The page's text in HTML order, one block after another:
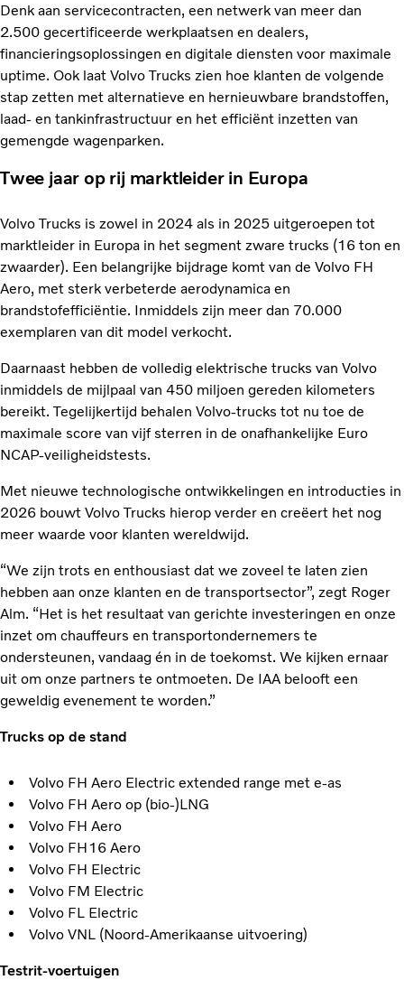
Denk aan servicecontracten, een netwerk van meer dan
2.500 gecertificeerde werkplaatsen en dealers,
financieringsoplossingen en digitale diensten voor maximale
uptime. Ook laat Volvo Trucks zien hoe klanten de volgende
stap zetten met alternatieve en hernieuwbare brandstoffen,
laad- en tankinfrastructuur en het efficiënt inzetten van
gemengde wagenparken.
Twee jaar op rij marktleider in Europa
Volvo Trucks is zowel in 2024 als in 2025 uitgeroepen tot
marktleider in Europa in het segment zware trucks (16 ton en
zwaarder). Een belangrijke bijdrage komt van de Volvo FH
Aero, met sterk verbeterde aerodynamica en
brandstofefficiëntie. Inmiddels zijn meer dan 70.000
exemplaren van dit model verkocht.
Daarnaast hebben de volledig elektrische trucks van Volvo
inmiddels de mijlpaal van 450 miljoen gereden kilometers
bereikt. Tegelijkertijd behalen Volvo-trucks tot nu toe de
maximale score van vijf sterren in de onafhankelijke Euro
NCAP-veiligheidstests.
Met nieuwe technologische ontwikkelingen en introducties in
2026 bouwt Volvo Trucks hierop verder en creëert het nog
meer waarde voor klanten wereldwijd.
“We zijn trots en enthousiast dat we zoveel te laten zien
hebben aan onze klanten en de transportsector”, zegt Roger
Alm. “Het is het resultaat van gerichte investeringen en onze
inzet om chauffeurs en transportondernemers te
ondersteunen, vandaag én in de toekomst. We kijken ernaar
uit om onze partners te ontmoeten. De IAA belooft een
geweldig evenement te worden.”
Trucks op de stand
Volvo FH Aero Electric extended range met e-as
Volvo FH Aero op (bio-)LNG
Volvo FH Aero
Volvo FH16 Aero
Volvo FH Electric
Volvo FM Electric
Volvo FL Electric
Volvo VNL (Noord-Amerikaanse uitvoering)
Testrit-voertuigen